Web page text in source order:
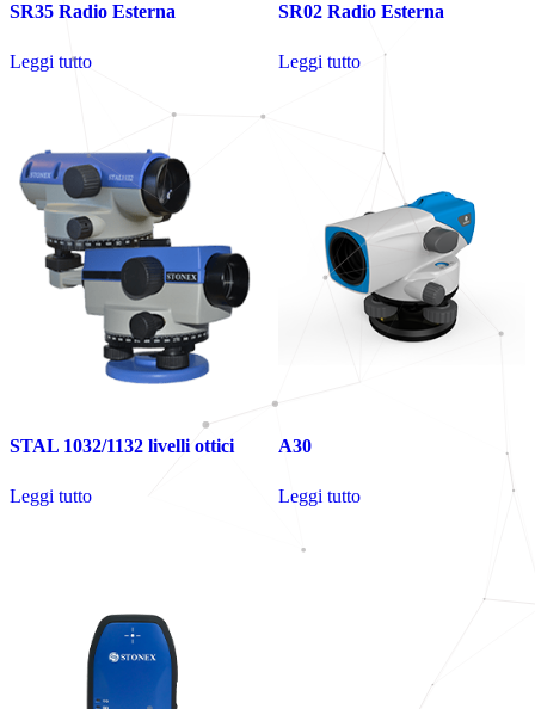
SR35 Radio Esterna
Leggi tutto
SR02 Radio Esterna
Leggi tutto
STAL 1032/1132 livelli ottici
Leggi tutto
A30
Leggi tutto